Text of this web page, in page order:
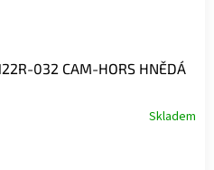
032 CAM-HORS HNĚDÁ
Skladem